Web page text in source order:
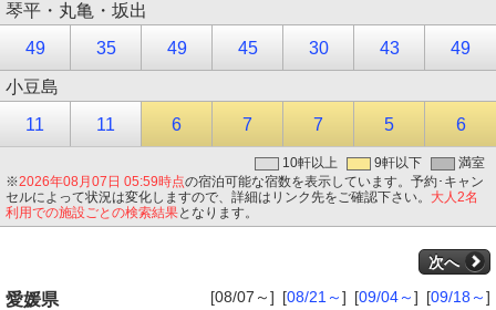
琴平・丸亀・坂出
49
35 49 45 30 43 49
小豆島
11
11 6 7 7 5 6
10軒以上 9軒以下
満室
※2026年08月07日 05:59時点の宿泊可能な宿数を表示しています。予約･キャン
セルによって状況は変化しますので、詳細はリンク先をご確認下さい。 大人2名
利用での施設ごとの検索結果となります。
次へ
愛媛県 [08/07～] [08/21～] [09/04～] [09/18～]